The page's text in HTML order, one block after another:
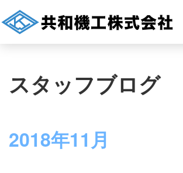
スタッフブログ
2018年11月